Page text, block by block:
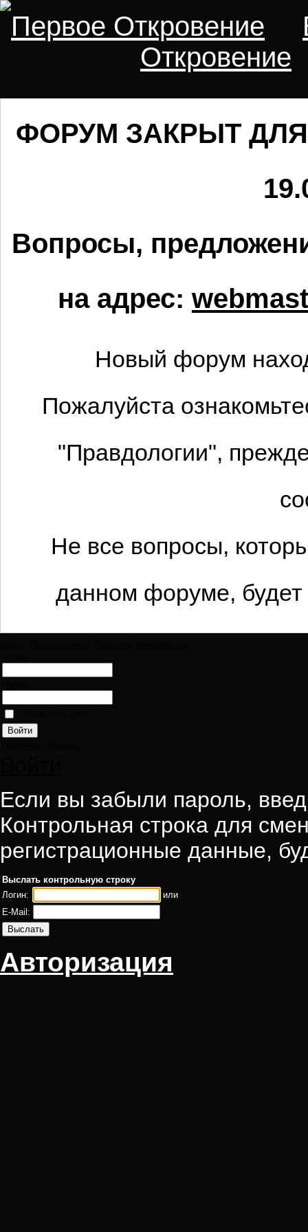
Первое Откровение
Откровение
ФОРУМ ЗАКРЫТ
Вопросы,
на адрес:
Новый форум
Пожалуйста
"Правдологии",
Не все вопросы,
данном форуме,
Если вы забыли пароль,
Контрольная строка для
регистрационные данные,
Выслать контрольную строку
Логин:
или
E-Mail:
Авторизация